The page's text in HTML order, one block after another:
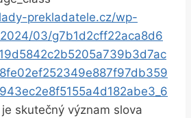
prekladatele.cz/wp-
03/g7b1d2cff22aca8d6
skutečný význam slova